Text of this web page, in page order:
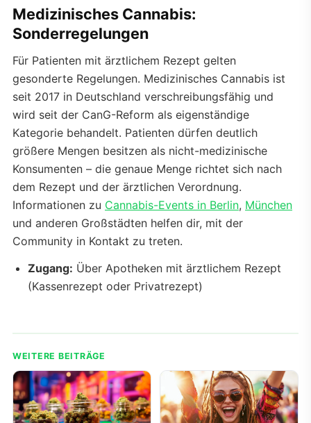
Medizinisches Cannabis:
Sonderregelungen
Für Patienten mit ärztlichem Rezept gelten
gesonderte Regelungen. Medizinisches Cannabis ist
seit 2017 in Deutschland verschreibungsfähig und
wird seit der CanG-Reform als eigenständige
Kategorie behandelt. Patienten dürfen deutlich
größere Mengen besitzen als nicht-medizinische
Konsumenten – die genaue Menge richtet sich nach
dem Rezept und der ärztlichen Verordnung.
Informationen zu Cannabis-Events in Berlin, München
und anderen Großstädten helfen dir, mit der
Community in Kontakt zu treten.
Zugang: Über Apotheken mit ärztlichem Rezept
(Kassenrezept oder Privatrezept)
WEITERE BEITRÄGE